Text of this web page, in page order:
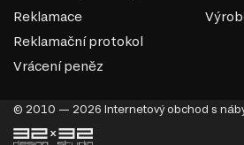
Reklamace
Reklamační protokol
Vrácení peněz
© 2010 — 2026 Internetový obchod s